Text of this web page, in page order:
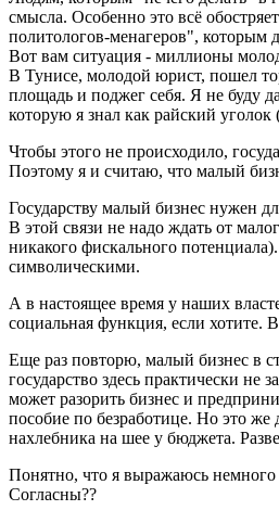
смысла. Особенно это всё
политологов-менагеров", которым
Вот вам ситуация - миллионы
В Тунисе, молодой юрист, пошел
площадь и поджег себя. Я не буду
которую я знал как райский
Чтобы этого не происходило,
Поэтому я и считаю, что малый
Государству малый бизнес нужен
В этой связи не надо ждать от
никакого фискального
символическими.
А в настоящее время у наших
социальная функция, если хотите.
Еще раз повторю, малый бизнес в
государство здесь практически не
может разорить бизнес и
пособие по безработице. Но это
нахлебника на шее у бюджета.
Понятно, что я выражаюсь
Согласны??